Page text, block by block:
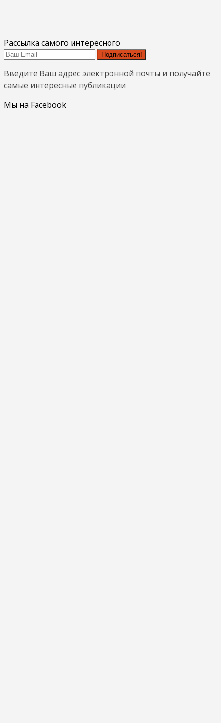
Рассылка самого интересного
Подписаться!
Введите Ваш адрес электронной почты и получайте
самые интересные публикации
Мы на Facebook